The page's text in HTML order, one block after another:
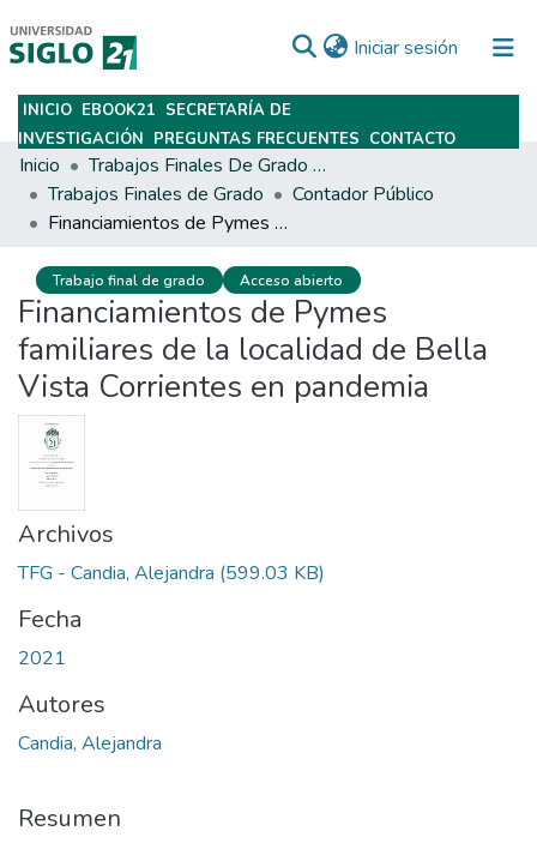
Iniciar sesión (current)
Subir
INICIO EBOOK21 SECRETARÍA DE
INVESTIGACIÓN PREGUNTAS FRECUENTES CONTACTO
Inicio
Trabajos Finales De Grado Y Posgrado
Trabajos Finales de Grado
Contador Público
Financiamientos de Pymes familiares de la localidad de Bella Vista Corrientes en pandemia
Trabajo final de grado Acceso abierto
Financiamientos de Pymes
familiares de la localidad de Bella
Vista Corrientes en pandemia
Archivos
TFG - Candia, Alejandra (599.03 KB)
Fecha
2021
Autores
Candia, Alejandra
Resumen